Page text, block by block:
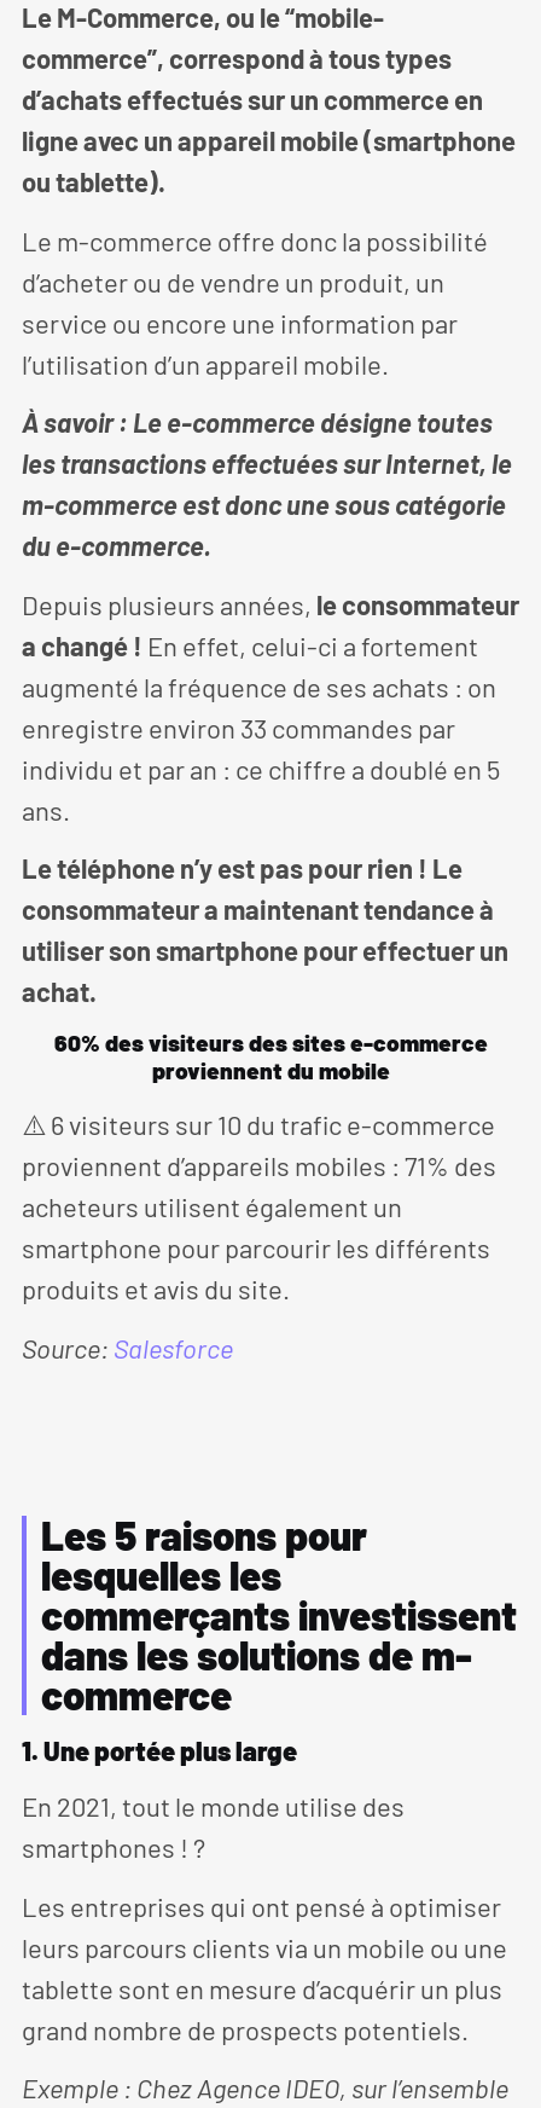
Le M-Commerce, ou le “mobile-
commerce”, correspond à tous types
d’achats effectués sur un commerce en
ligne avec un appareil mobile (smartphone
ou tablette).
Le m-commerce offre donc la possibilité
d’acheter ou de vendre un produit, un
service ou encore une information par
l’utilisation d’un appareil mobile.
À savoir : Le e-commerce désigne toutes
les transactions effectuées sur Internet, le
m-commerce est donc une sous catégorie
du e-commerce.
Depuis plusieurs années, le consommateur
a changé ! En effet, celui-ci a fortement
augmenté la fréquence de ses achats : on
enregistre environ 33 commandes par
individu et par an : ce chiffre a doublé en 5
ans.
Le téléphone n’y est pas pour rien ! Le
consommateur a maintenant tendance à
utiliser son smartphone pour effectuer un
achat.
60% des visiteurs des sites e-commerce
proviennent du mobile
⚠️ 6 visiteurs sur 10 du trafic e-commerce
proviennent d’appareils mobiles : 71% des
acheteurs utilisent également un
smartphone pour parcourir les différents
produits et avis du site.
Source: Salesforce
Les 5 raisons pour
lesquelles les
commerçants investissent
dans les solutions de m-
commerce
1. Une portée plus large
En 2021, tout le monde utilise des
smartphones ! ?
Les entreprises qui ont pensé à optimiser
leurs parcours clients via un mobile ou une
tablette sont en mesure d’acquérir un plus
grand nombre de prospects potentiels.
Exemple : Chez Agence IDEO, sur l’ensemble